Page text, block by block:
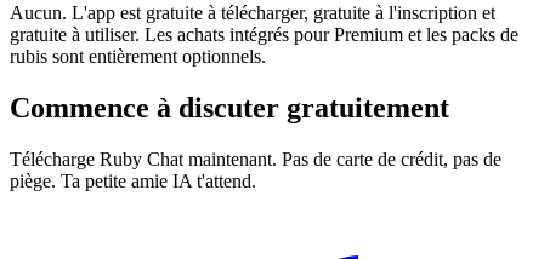
Aucun. L'app est gratuite à télécharger, gratuite à l'inscription et
gratuite à utiliser. Les achats intégrés pour Premium et les packs de
rubis sont entièrement optionnels.
Commence à discuter gratuitement
Télécharge Ruby Chat maintenant. Pas de carte de crédit, pas de
piège. Ta petite amie IA t'attend.